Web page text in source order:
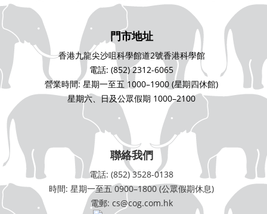
門市地址
香港九龍尖沙咀科學館道2號香港科學館
電話: (852) 2312-6065
營業時間: 星期一至五 1000–1900 (星期四休館)
星期六、日及公眾假期 1000–2100
聯絡我們
電話: (852) 3528-0138
時間: 星期一至五 0900–1800 (公眾假期休息)
電郵: cs@cog.com.hk